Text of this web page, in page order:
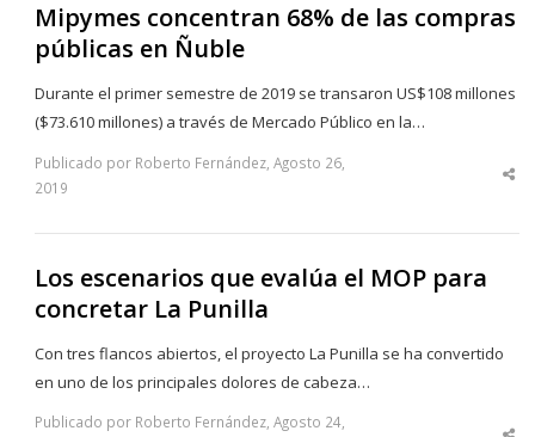
Mipymes concentran 68% de las compras
públicas en Ñuble
Durante el primer semestre de 2019 se transaron US$108 millones
($73.610 millones) a través de Mercado Público en la…
Publicado por Roberto Fernández, Agosto 26,
2019
Los escenarios que evalúa el MOP para
concretar La Punilla
Con tres flancos abiertos, el proyecto La Punilla se ha convertido
en uno de los principales dolores de cabeza…
Publicado por Roberto Fernández, Agosto 24,